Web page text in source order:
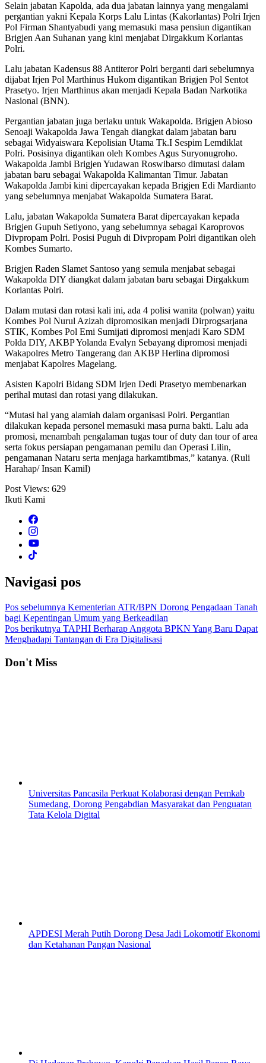
Selain jabatan Kapolda, ada dua jabatan lainnya yang mengalami
pergantian yakni Kepala Korps Lalu Lintas (Kakorlantas) Polri Irjen
Pol Firman Shantyabudi yang memasuki masa pensiun digantikan
Brigjen Aan Suhanan yang kini menjabat Dirgakkum Korlantas
Polri.
Lalu jabatan Kadensus 88 Antiteror Polri berganti dari sebelumnya
dijabat Irjen Pol Marthinus Hukom digantikan Brigjen Pol Sentot
Prasetyo. Irjen Marthinus akan menjadi Kepala Badan Narkotika
Nasional (BNN).
Pergantian jabatan juga berlaku untuk Wakapolda. Brigjen Abioso
Senoaji Wakapolda Jawa Tengah diangkat dalam jabatan baru
sebagai Widyaiswara Kepolisian Utama Tk.I Sespim Lemdiklat
Polri. Posisinya digantikan oleh Kombes Agus Suryonugroho.
Wakapolda Jambi Brigjen Yudawan Roswibarso dimutasi dalam
jabatan baru sebagai Wakapolda Kalimantan Timur. Jabatan
Wakapolda Jambi kini dipercayakan kepada Brigjen Edi Mardianto
yang sebelumnya menjabat Wakapolda Sumatera Barat.
Lalu, jabatan Wakapolda Sumatera Barat dipercayakan kepada
Brigjen Gupuh Setiyono, yang sebelumnya sebagai Karoprovos
Divpropam Polri. Posisi Puguh di Divpropam Polri digantikan oleh
Kombes Sumarto.
Brigjen Raden Slamet Santoso yang semula menjabat sebagai
Wakapolda DIY diangkat dalam jabatan baru sebagai Dirgakkum
Korlantas Polri.
Dalam mutasi dan rotasi kali ini, ada 4 polisi wanita (polwan) yaitu
Kombes Pol Nurul Azizah dipromosikan menjadi Dirprogsarjana
STIK, Kombes Pol Emi Sumijati dipromosi menjadi Karo SDM
Polda DIY, AKBP Yolanda Evalyn Sebayang dipromosi menjadi
Wakapolres Metro Tangerang dan AKBP Herlina dipromosi
menjabat Kapolres Magelang.
Asisten Kapolri Bidang SDM Irjen Dedi Prasetyo membenarkan
perihal mutasi dan rotasi yang dilakukan.
“Mutasi hal yang alamiah dalam organisasi Polri. Pergantian
dilakukan kepada personel memasuki masa purna bakti. Lalu ada
promosi, menambah pengalaman tugas tour of duty dan tour of area
serta fokus persiapan pengamanan pemilu dan Operasi Lilin,
pengamanan Nataru serta menjaga harkamtibmas,” katanya. (Ruli
Harahap/ Insan Kamil)
Post Views: 629
Ikuti Kami
Navigasi pos
Pos sebelumnya Kementerian ATR/BPN Dorong Pengadaan Tanah
bagi Kepentingan Umum yang Berkeadilan
Pos berikutnya TAPHI Berharap Anggota BPKN Yang Baru Dapat
Menghadapi Tantangan di Era Digitalisasi
Don't Miss
Universitas Pancasila Perkuat Kolaborasi dengan Pemkab
Sumedang, Dorong Pengabdian Masyarakat dan Penguatan
Tata Kelola Digital
APDESI Merah Putih Dorong Desa Jadi Lokomotif Ekonomi
dan Ketahanan Pangan Nasional